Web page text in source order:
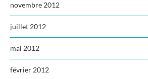
novembre 2012
juillet 2012
mai 2012
février 2012